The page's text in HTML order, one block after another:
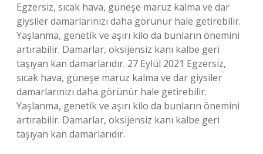
Egzersiz, sıcak hava, güneşe maruz kalma ve dar
giysiler damarlarınızı daha görünür hale getirebilir.
Yaşlanma, genetik ve aşırı kilo da bunların önemini
artırabilir. Damarlar, oksijensiz kanı kalbe geri
taşıyan kan damarlarıdır. 27 Eylül 2021 Egzersiz,
sıcak hava, güneşe maruz kalma ve dar giysiler
damarlarınızı daha görünür hale getirebilir.
Yaşlanma, genetik ve aşırı kilo da bunların önemini
artırabilir. Damarlar, oksijensiz kanı kalbe geri
taşıyan kan damarlarıdır.